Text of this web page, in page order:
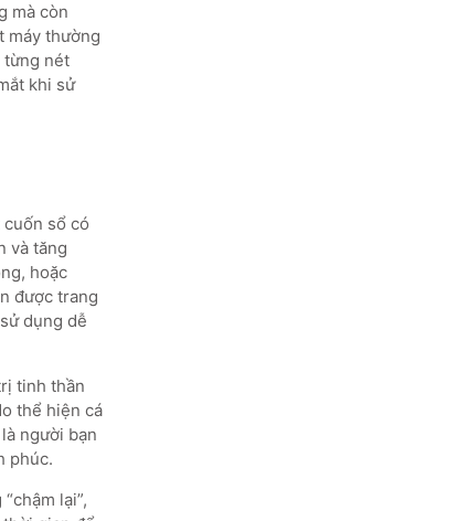
mà còn
máy thường
từng nét
khi sử
sổ có
và tăng
hoặc
được trang
dụng dễ
tinh thần
thể hiện cá
người bạn
phúc.
lại”,